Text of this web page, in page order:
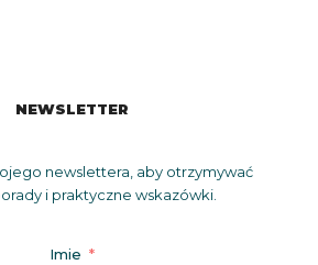
NEWSLETTER
newslettera, aby otrzymywać
i praktyczne wskazówki.
Imie